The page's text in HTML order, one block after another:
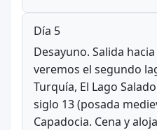
Día 5
Desayuno. Salida
veremos el segundo
Turquía, El Lago
siglo 13 (posada
Capadocia. Cena y